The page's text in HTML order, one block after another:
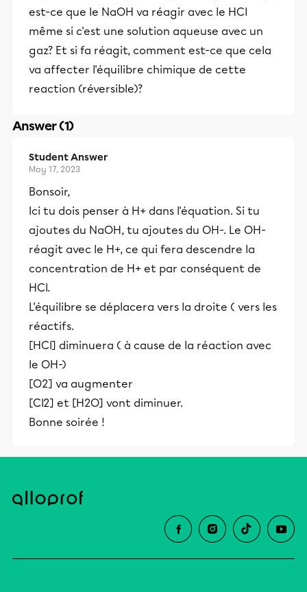
est-ce que le NaOH va réagir avec le HCl
même si c'est une solution aqueuse avec un
gaz? Et si fa réagit, comment est-ce que cela
va affecter l'équilibre chimique de cette
reaction (réversible)?
Answer (1)
Student Answer
May 17, 2023
Bonsoir,
Ici tu dois penser à H+ dans l'équation. Si tu
ajoutes du NaOH, tu ajoutes du OH-. Le OH-
réagit avec le H+, ce qui fera descendre la
concentration de H+ et par conséquent de
HCl.
L'équilibre se déplacera vers la droite ( vers les
réactifs.
[HCl] diminuera ( à cause de la réaction avec
le OH-)
[O2] va augmenter
[Cl2] et [H2O] vont diminuer.
Bonne soirée !